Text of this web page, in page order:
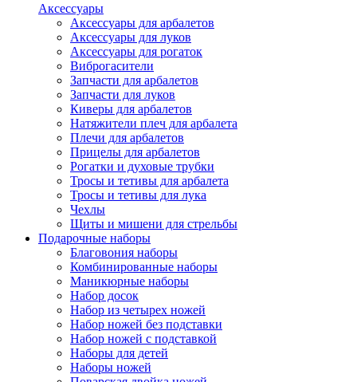
Аксессуары
Аксессуары для арбалетов
Аксессуары для луков
Аксессуары для рогаток
Виброгасители
Запчасти для арбалетов
Запчасти для луков
Киверы для арбалетов
Натяжители плеч для арбалета
Плечи для арбалетов
Прицелы для арбалетов
Рогатки и духовые трубки
Тросы и тетивы для арбалета
Тросы и тетивы для лука
Чехлы
Щиты и мишени для стрельбы
Подарочные наборы
Благовония наборы
Комбинированные наборы
Маникюрные наборы
Набор досок
Набор из четырех ножей
Набор ножей без подставки
Набор ножей с подставкой
Наборы для детей
Наборы ножей